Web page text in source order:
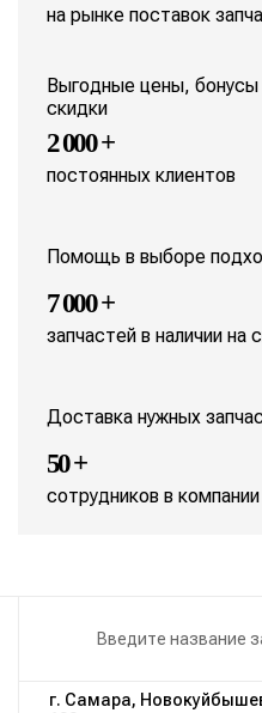
на рынке поставок
Выгодные цены, бонусы
скидки
2 000 +
постоянных клиентов
Помощь в выборе
7 000 +
запчастей в наличии на
Доставка нужных
50 +
сотрудников в компании
г. Самара,